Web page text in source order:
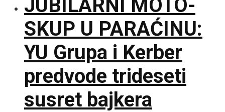
JUBILARNI MOTO-
SKUP U PARAĆINU:
YU Grupa i Kerber
predvode trideseti
susret bajkera